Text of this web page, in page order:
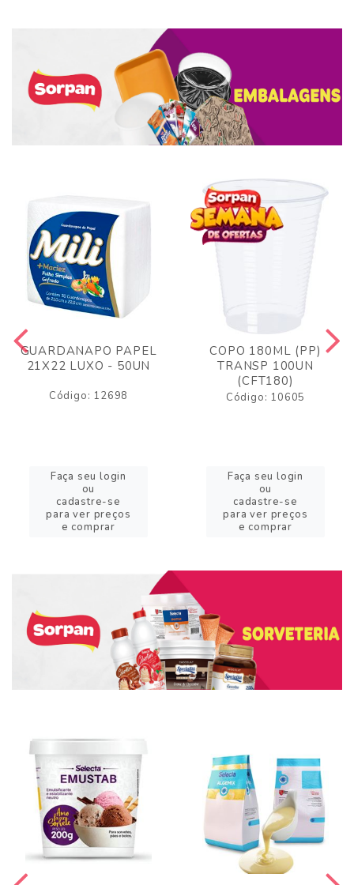
GUARDANAPO PAPEL
21X22 LUXO - 50UN
Código: 12698
Faça seu login
ou
cadastre-se
para ver preços
e comprar
COPO 180ML (PP)
TRANSP 100UN
(CFT180)
Código: 10605
Faça seu login
ou
cadastre-se
para ver preços
e comprar